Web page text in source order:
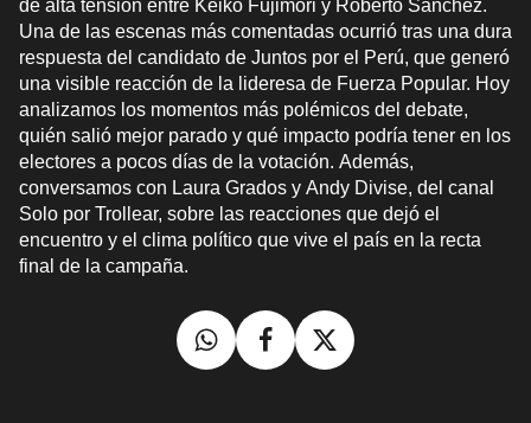
de alta tensión entre Keiko Fujimori y Roberto Sánchez.
Una de las escenas más comentadas ocurrió tras una dura
respuesta del candidato de Juntos por el Perú, que generó
una visible reacción de la lideresa de Fuerza Popular. Hoy
analizamos los momentos más polémicos del debate,
quién salió mejor parado y qué impacto podría tener en los
electores a pocos días de la votación. Además,
conversamos con Laura Grados y Andy Divise, del canal
Solo por Trollear, sobre las reacciones que dejó el
encuentro y el clima político que vive el país en la recta
final de la campaña.